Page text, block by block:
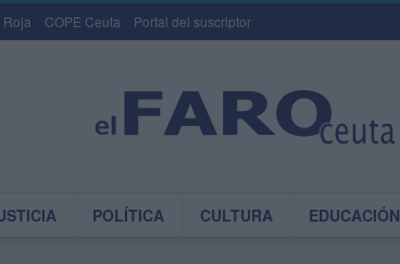
Roja COPE Ceuta Portal del suscriptor
POLÍTICA CULTURA EDUCACIÓN